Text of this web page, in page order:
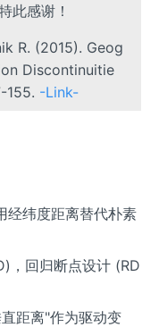
此感谢！
R. (2015). Geog
Discontinuitie
155. -Link-
经纬度距离替代朴素
，回归断点设计 (RD
距离"作为驱动变